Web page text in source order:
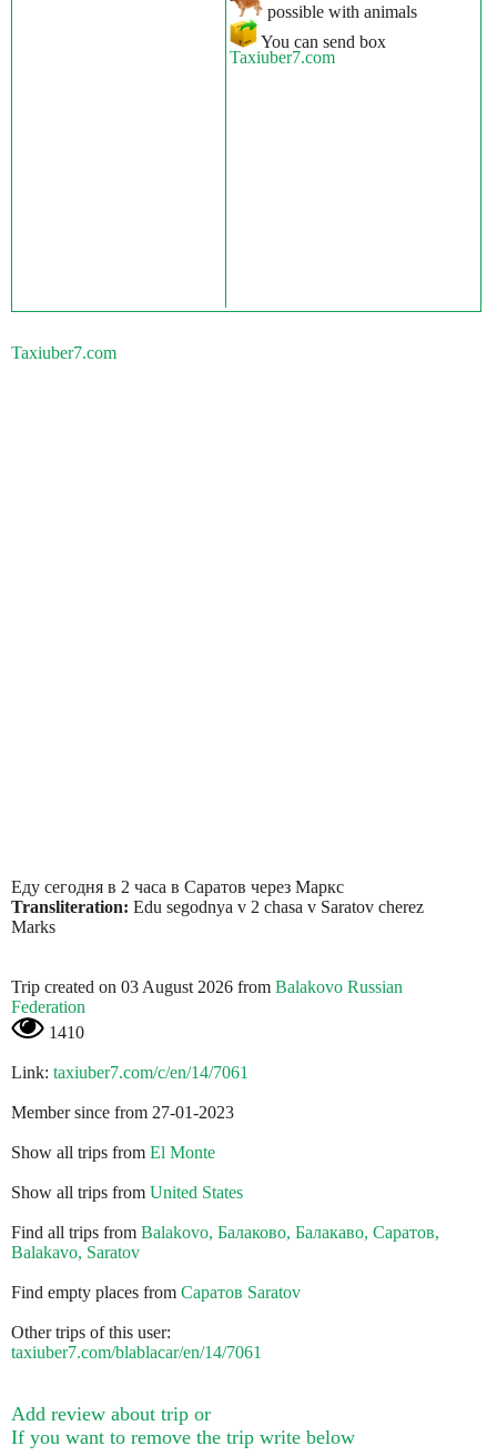
possible with animals
You can send box
Taxiuber7.com
Taxiuber7.com
Еду сегодня в 2 часа в Саратов через Маркс
Transliteration: Edu segodnya v 2 chasa v Saratov cherez
Marks
Trip created on 03 August 2026 from Balakovo Russian
Federation
1410
Link: taxiuber7.com/c/en/14/7061
Member since from 27-01-2023
Show all trips from El Monte
Show all trips from United States
Find all trips from Balakovo, Балаково, Балакаво, Саратов,
Balakavo, Saratov
Find empty places from Саратов Saratov
Other trips of this user:
taxiuber7.com/blablacar/en/14/7061
Add review about trip or
If you want to remove the trip write below